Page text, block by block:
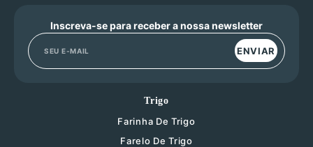
Inscreva-se para receber a nossa newsletter
ENVIAR
Trigo
Farinha De Trigo
Farelo De Trigo